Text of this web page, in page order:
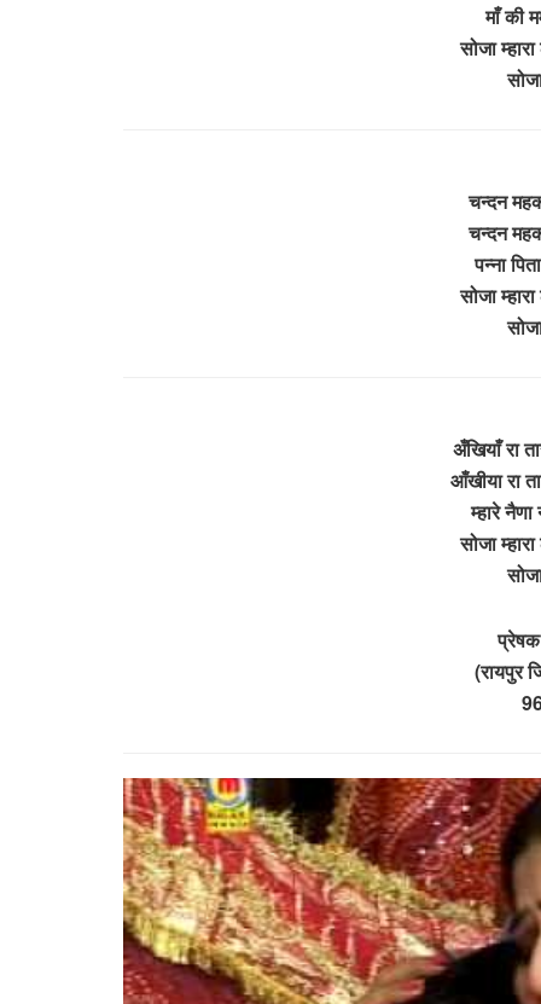
माँ की
सोजा
चन्दन
चन्दन
पन्ना
सोजा
अँखियाँ रा
आँखीया रा
म्हारे नैणा
सोजा
प्रेषक
(रायपुर